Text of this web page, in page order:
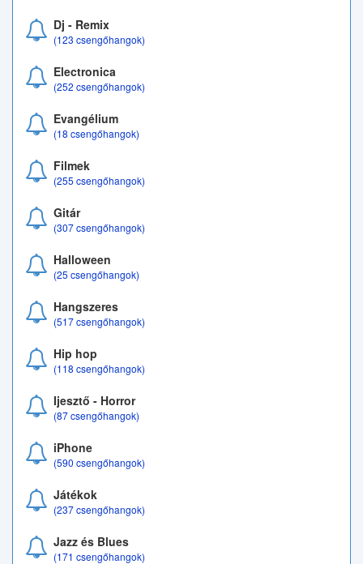
Dj - Remix
(123 csengőhangok)
Electronica
(252 csengőhangok)
Evangélium
(18 csengőhangok)
Filmek
(255 csengőhangok)
Gitár
(307 csengőhangok)
Halloween
(25 csengőhangok)
Hangszeres
(517 csengőhangok)
Hip hop
(118 csengőhangok)
Ijesztő - Horror
(87 csengőhangok)
iPhone
(590 csengőhangok)
Játékok
(237 csengőhangok)
Jazz és Blues
(171 csengőhangok)